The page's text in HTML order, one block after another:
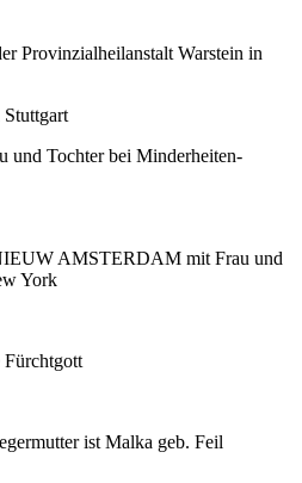
Provinzialheilanstalt Warstein in
und Tochter bei Minderheiten-
AMSTERDAM mit Frau und
York
Fürchtgott
ist Malka geb. Feil